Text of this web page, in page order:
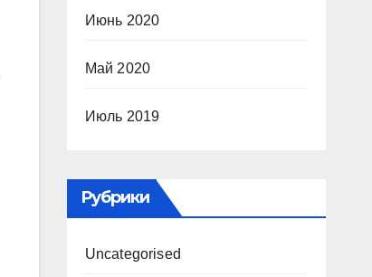
Июнь 2020
Май 2020
Июль 2019
Рубрики
Uncategorised